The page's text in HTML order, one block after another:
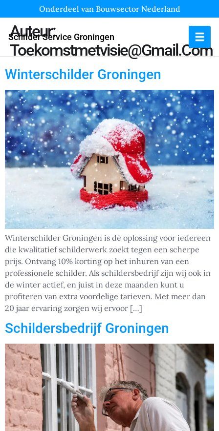
Onderdeel van Bouwsector Nederland
Schilder Service Groningen
Auteur:
Toekomstmetvisie@gmail.com
Winterschilder Groningen
Winterschilder Groningen is dé oplossing voor iedereen
die kwalitatief schilderwerk zoekt tegen een scherpe
prijs. Ontvang 10% korting op het inhuren van een
professionele schilder. Als schildersbedrijf zijn wij ook in
de winter actief, en juist in deze maanden kunt u
profiteren van extra voordelige tarieven. Met meer dan
20 jaar ervaring zorgen wij ervoor […]
Schildersbedrijf Groningen